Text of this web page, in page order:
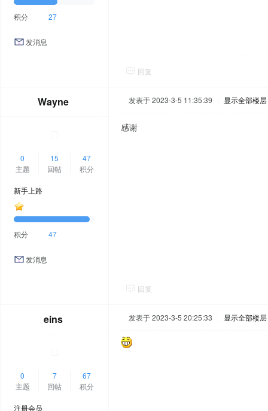
积分 27
发消息
回复
Wayne
0
主题
15
回帖
47
积分
新手上路
积分 47
发消息
发表于 2023-3-5 11:35:39 显示全部楼层
感谢
回复
eins
0
主题
7
回帖
67
积分
注册会员
发表于 2023-3-5 20:25:33 显示全部楼层